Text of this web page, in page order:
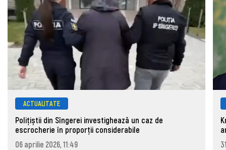
ACTUALITATE
Polițiștii din Sîngerei investighează un caz de
escrocherie în proporții considerabile
06 aprilie 2026, 11:49